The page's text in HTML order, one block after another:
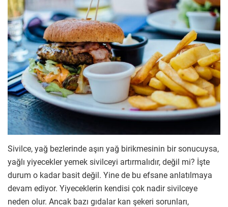
Sivilce, yağ bezlerinde aşırı yağ birikmesinin bir sonucuysa,
yağlı yiyecekler yemek sivilceyi artırmalıdır, değil mi? İşte
durum o kadar basit değil. Yine de bu efsane anlatılmaya
devam ediyor. Yiyeceklerin kendisi çok nadir sivilceye
neden olur. Ancak bazı gıdalar kan şekeri sorunları,